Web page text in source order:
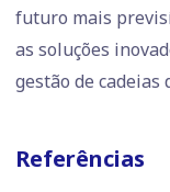
futuro mais
as soluções
gestão de cadeias
Referências